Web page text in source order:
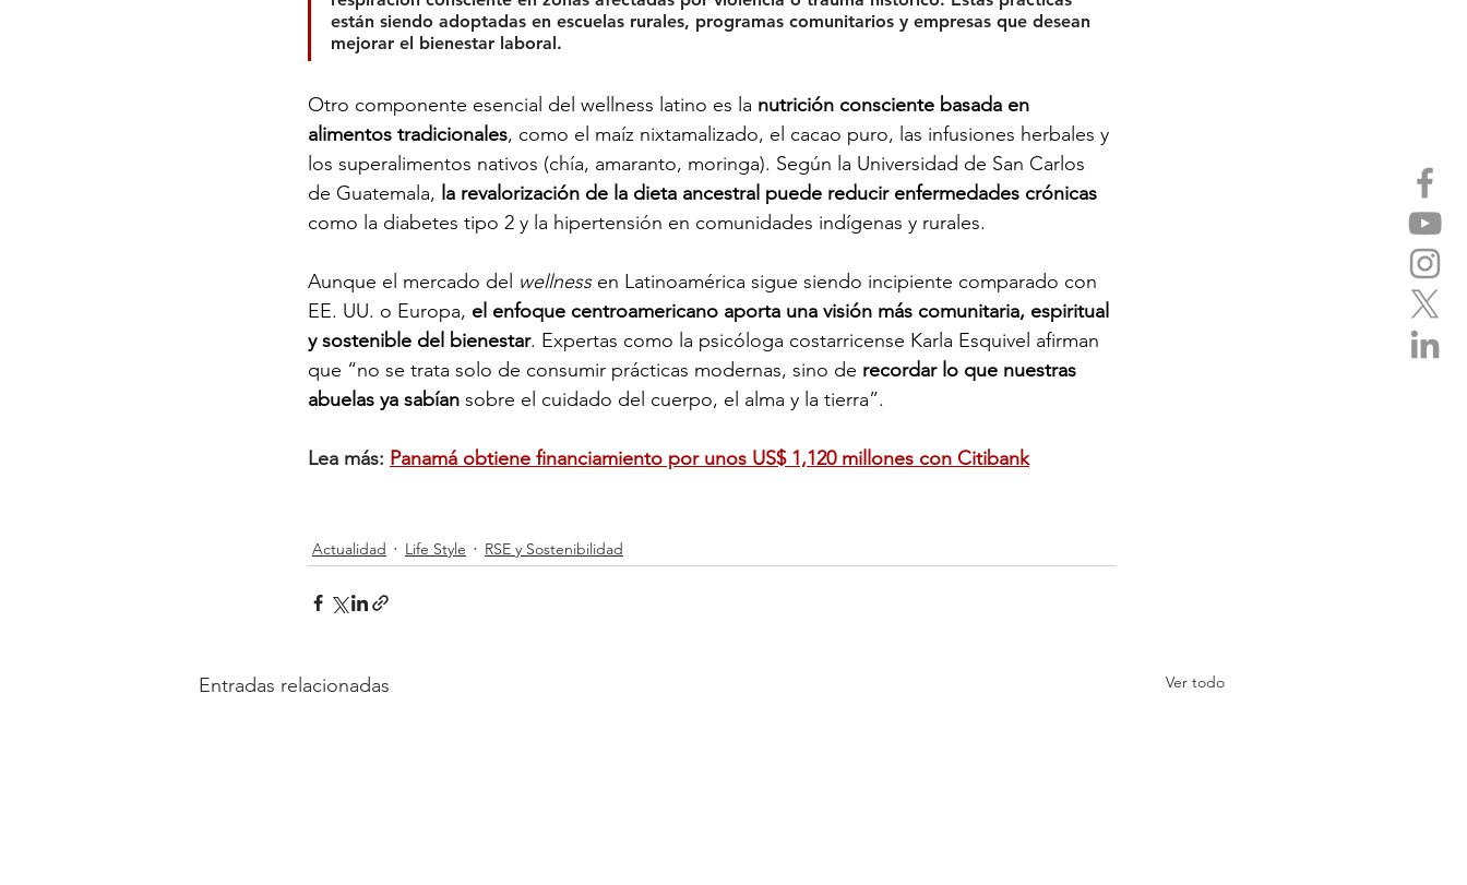
están siendo adoptadas en escuelas rurales, programas comunitarios y empresas que desean
mejorar el bienestar laboral.
Otro componente esencial del wellness latino es la nutrición consciente basada en
alimentos tradicionales, como el maíz nixtamalizado, el cacao puro, las infusiones herbales y
los superalimentos nativos (chía, amaranto, moringa). Según la Universidad de San Carlos
de Guatemala, la revalorización de la dieta ancestral puede reducir enfermedades crónicas
como la diabetes tipo 2 y la hipertensión en comunidades indígenas y rurales.
Aunque el mercado del wellness en Latinoamérica sigue siendo incipiente comparado con
EE. UU. o Europa, el enfoque centroamericano aporta una visión más comunitaria, espiritual
y sostenible del bienestar. Expertas como la psicóloga costarricense Karla Esquivel afirman
que “no se trata solo de consumir prácticas modernas, sino de recordar lo que nuestras
abuelas ya sabían sobre el cuidado del cuerpo, el alma y la tierra”.
Lea más: Panamá obtiene financiamiento por unos US$ 1,120 millones con Citibank
Actualidad Life Style RSE y Sostenibilidad
Entradas relacionadas Ver todo